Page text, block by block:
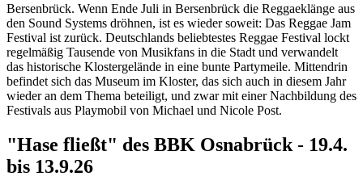
Bersenbrück. Wenn Ende Juli in Bersenbrück die Reggaeklänge aus
den Sound Systems dröhnen, ist es wieder soweit: Das Reggae Jam
Festival ist zurück. Deutschlands beliebtestes Reggae Festival lockt
regelmäßig Tausende von Musikfans in die Stadt und verwandelt
das historische Klostergelände in eine bunte Partymeile. Mittendrin
befindet sich das Museum im Kloster, das sich auch in diesem Jahr
wieder an dem Thema beteiligt, und zwar mit einer Nachbildung des
Festivals aus Playmobil von Michael und Nicole Post.
"Hase fließt" des BBK Osnabrück - 19.4.
bis 13.9.26